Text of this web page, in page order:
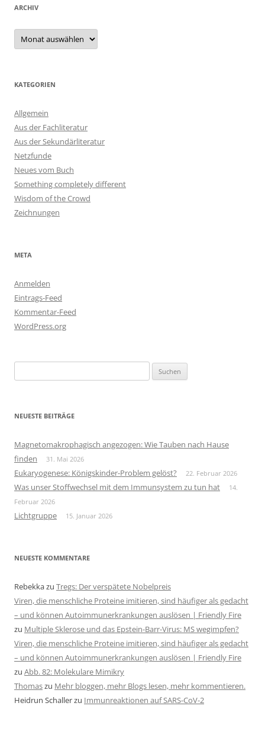
ARCHIV
Archiv
KATEGORIEN
Allgemein
Aus der Fachliteratur
Aus der Sekundärliteratur
Netzfunde
Neues vom Buch
Something completely different
Wisdom of the Crowd
Zeichnungen
META
Anmelden
Eintrags-Feed
Kommentar-Feed
WordPress.org
nach:
NEUESTE BEITRÄGE
Magnetomakrophagisch angezogen: Wie Tauben nach Hause
finden
31. Mai 2026
Eukaryogenese: Königskinder-Problem gelöst? 22. Februar 2026
Was unser Stoffwechsel mit dem Immunsystem zu tun hat
14.
Februar 2026
Lichtgruppe 15. Januar 2026
NEUESTE KOMMENTARE
Rebekkazu Tregs: Der verspätete Nobelpreis
Viren, die menschliche Proteine imitieren, sind häufiger als gedacht
– und können Autoimmunerkrankungen auslösen | Friendly Fire
zu Multiple Sklerose und das Epstein-Barr-Virus: MS wegimpfen?
Viren, die menschliche Proteine imitieren, sind häufiger als gedacht
– und können Autoimmunerkrankungen auslösen | Friendly Fire
zu Abb. 82: Molekulare Mimikry
Thomaszu Mehr bloggen, mehr Blogs lesen, mehr kommentieren.
Heidrun Schallerzu Immunreaktionen auf SARS-CoV-2